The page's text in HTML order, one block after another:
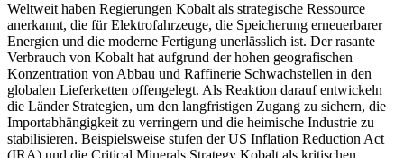
Weltweit haben Regierungen Kobalt als strategische Ressource
anerkannt, die für Elektrofahrzeuge, die Speicherung erneuerbarer
Energien und die moderne Fertigung unerlässlich ist. Der rasante
Verbrauch von Kobalt hat aufgrund der hohen geografischen
Konzentration von Abbau und Raffinerie Schwachstellen in den
globalen Lieferketten offengelegt. Als Reaktion darauf entwickeln
die Länder Strategien, um den langfristigen Zugang zu sichern, die
Importabhängigkeit zu verringern und die heimische Industrie zu
stabilisieren. Beispielsweise stufen der US Inflation Reduction Act
(IRA) und die Critical Minerals Strategy Kobalt als kritischen